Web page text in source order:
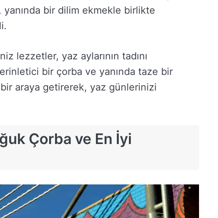
bir dilim ekmekle birlikte
lezzetler, yaz aylarının tadını
bir çorba ve yanında taze bir
araya getirerek, yaz günlerinizi
Çorba ve En İyi